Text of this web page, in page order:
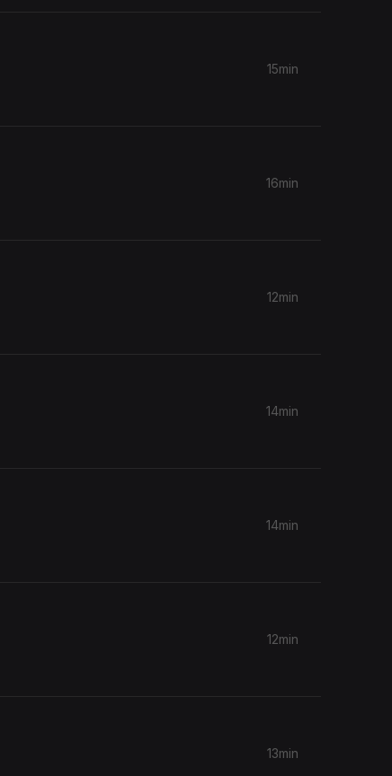
15min
16min
12min
14min
14min
12min
13min